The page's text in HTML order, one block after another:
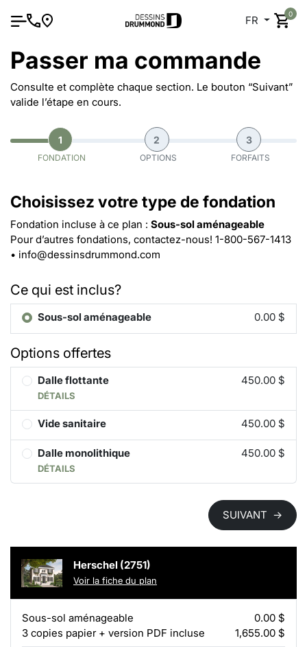
FR
0
Passer ma commande
Consulte et complète chaque section. Le bouton “Suivant”
valide l’étape en cours.
1
FONDATION
2
OPTIONS
3
FORFAITS
Choisissez votre type de fondation
Fondation incluse à ce plan : Sous-sol aménageable
Pour d’autres fondations, contactez-nous! 1-800-567-1413
• info@dessinsdrummond.com
Ce qui est inclus?
Sous-sol aménageable 0.00 $
Options offertes
Dalle flottante
DÉTAILS
450.00 $
Vide sanitaire 450.00 $
Dalle monolithique
DÉTAILS
450.00 $
SUIVANT →
Herschel (2751)
Voir la fiche du plan
Sous-sol aménageable
0.00 $
3 copies papier + version PDF incluse
1,655.00 $